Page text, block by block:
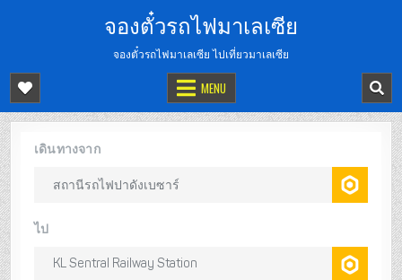
จองตั๋วรถไฟมาเลเซีย
จองตั๋วรถไฟมาเลเซีย ไปเที่ยวมาเลเซีย
MENU